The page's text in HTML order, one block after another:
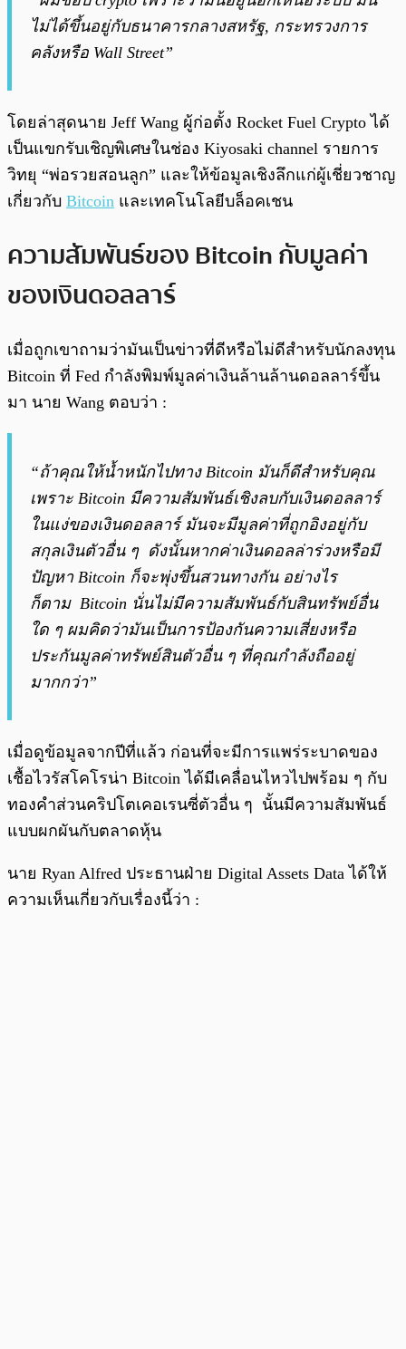
ไม่ได้ขึ้นอยู่กับธนาคารกลางสหรัฐ, กระทรวงการ
คลังหรือ Wall Street”
โดยล่าสุดนาย Jeff Wang ผู้ก่อตั้ง Rocket Fuel Crypto ได้
เป็นแขกรับเชิญพิเศษในช่อง Kiyosaki channel รายการ
วิทยุ “พ่อรวยสอนลูก” และให้ข้อมูลเชิงลึกแก่ผู้เชี่ยวชาญ
เกี่ยวกับ Bitcoin และเทคโนโลยีบล็อคเชน
ความสัมพันธ์ของ Bitcoin กับมูลค่า
ของเงินดอลลาร์
เมื่อถูกเขาถามว่ามันเป็นข่าวที่ดีหรือไม่ดีสำหรับนักลงทุน
Bitcoin ที่ Fed กำลังพิมพ์มูลค่าเงินล้านล้านดอลลาร์ขึ้น
มา นาย Wang ตอบว่า :
“ถ้าคุณให้น้ำหนักไปทาง Bitcoin มันก็ดีสำหรับคุณ
เพราะ Bitcoin มีความสัมพันธ์เชิงลบกับเงินดอลลาร์
ในแง่ของเงินดอลลาร์ มันจะมีมูลค่าที่ถูกอิงอยู่กับ
สกุลเงินตัวอื่น ๆ ดังนั้นหากค่าเงินดอลล่าร่วงหรือมี
ปัญหา Bitcoin ก็จะพุ่งขึ้นสวนทางกัน อย่างไร
ก็ตาม Bitcoin นั่นไม่มีความสัมพันธ์กับสินทรัพย์อื่น
ใด ๆ ผมคิดว่ามันเป็นการป้องกันความเสี่ยงหรือ
ประกันมูลค่าทรัพย์สินตัวอื่น ๆ ที่คุณกำลังถืออยู่
มากกว่า”
เมื่อดูข้อมูลจากปีที่แล้ว ก่อนที่จะมีการแพร่ระบาดของ
เชื้อไวรัสโคโรน่า Bitcoin ได้มีเคลื่อนไหวไปพร้อม ๆ กับ
ทองคำส่วนคริปโตเคอเรนซี่ตัวอื่น ๆ นั้นมีความสัมพันธ์
แบบผกผันกับตลาดหุ้น
นาย Ryan Alfred ประธานฝ่าย Digital Assets Data ได้ให้
ความเห็นเกี่ยวกับเรื่องนี้ว่า :